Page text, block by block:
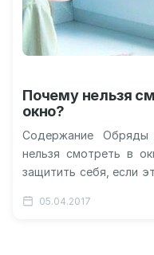
Почему нельзя
окно?
Содержание
нельзя смотреть в
защитить себя, если
05.04.2017